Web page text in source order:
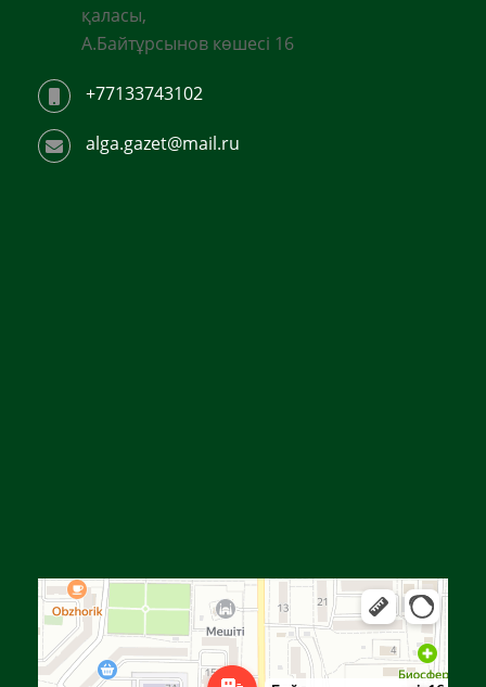
қаласы,
А.Байтұрсынов көшесі 16
+77133743102
alga.gazet@mail.ru
Яндекс Карталар — көлік, навигация, орындарды іздеу